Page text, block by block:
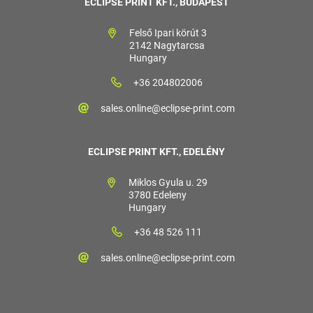
Felső Ipari körút 3
2142 Nagytarcsa
Hungary
+36 204802006
sales.online@eclipse-print.com
ECLIPSE PRINT KFT., EDELÉNY
Miklos Gyula u. 29
3780 Edeleny
Hungary
+36 48 526 111
sales.online@eclipse-print.com